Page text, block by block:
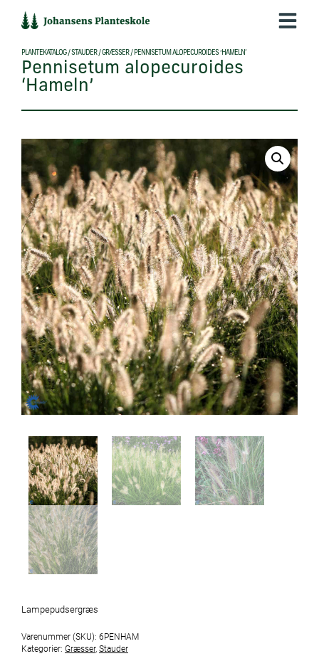
indholdet
PLANTEKATALOG/ STAUDER/ GRÆSSER/ PENNISETUM ALOPECUROIDES ‘HAMELN’
Pennisetum alopecuroides
‘Hameln’
Lampepudsergræs
Varenummer (SKU): 6PENHAM
Kategorier: Græsser, Stauder